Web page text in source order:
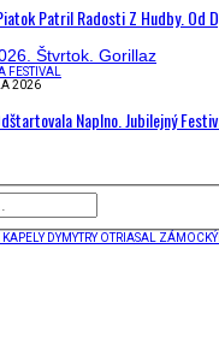
Patril Radosti Z Hudby. Od
FESTIVAL
2026
Naplno. Jubilejný
KAPELY DYMYTRY OTRIASAL